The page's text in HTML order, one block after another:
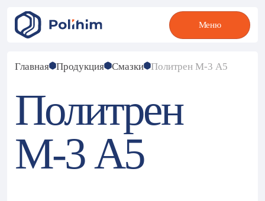
Меню
Меню
Главная Продукция Смазки Политрен М-3 А5
Политрен
М-3 А5